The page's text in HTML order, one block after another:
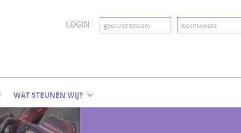
LOGIN
WAT STEUNEN WIJ?